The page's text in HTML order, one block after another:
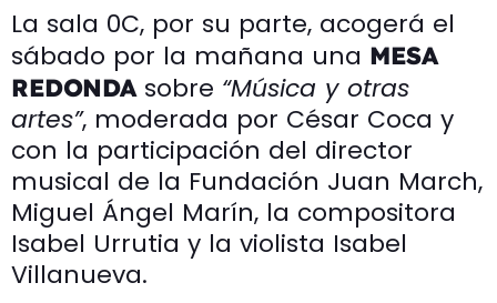
La sala 0C, por su parte, acogerá el
sábado por la mañana una MESA
REDONDAsobre “Música y otras
artes”, moderada por César Coca y
con la participación del director
musical de la Fundación Juan March,
Miguel Ángel Marín, la compositora
Isabel Urrutia y la violista Isabel
Villanueva.